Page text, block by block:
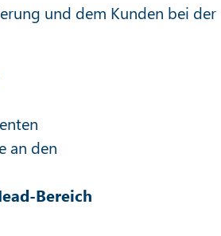
und dem Kunden bei der
an den
Bereich